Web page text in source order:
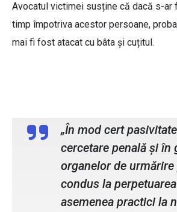
Avocatul victimei susține că dacă s-ar
timp împotriva acestor persoane,
mai fi fost atacat cu bâta și cuțitul.
„În mod cert
cercetare penală și în
organelor de urmărire
condus la
asemenea practici la